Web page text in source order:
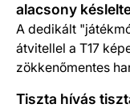
alacsony
A dedikált
átvitellel a T17
zökkenőmentes
Tiszta hívás